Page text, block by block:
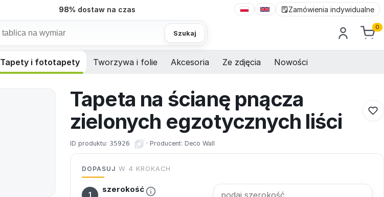
7 dniprodukcja na wymiar Zamówienia indywidualne
Szukaj
0
Tapety i fototapety Tworzywa i folie Akcesoria Ze zdjęcia Nowości
Tapeta na ścianę pnącza
zielonych egzotycznych liści
ID produktu: 35926 · Producent: Deco Wall
DOPASUJ W 4 KROKACH
szerokość